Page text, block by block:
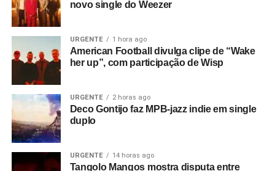
novo single do Weezer
URGENTE 1 hora ago
American Football divulga clipe de “Wake
her up”, com participação de Wisp
URGENTE 2 horas ago
Deco Gontijo faz MPB-jazz indie em single
duplo
URGENTE 14 horas ago
Tangolo Mangos mostra disputa entre